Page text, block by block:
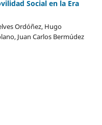
Social en la Era
Ordóñez, Hugo
Juan Carlos Bermúdez